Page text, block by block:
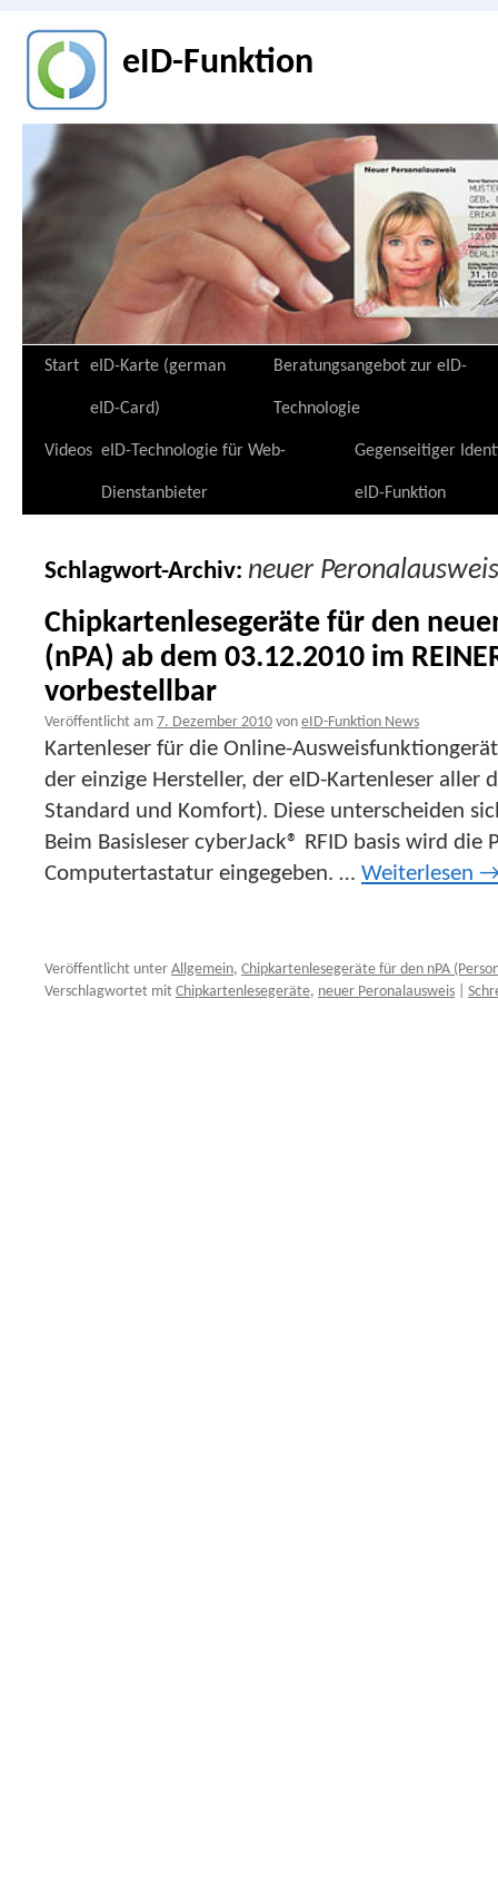
eID-Funktion
Zum
springen
Start eID-Karte (german
eID-Card)
Beratungsangebot zur eID-
Technologie
Videos eID-Technologie für Web-
Dienstanbieter
Gegenseitiger
eID-Funktion
Schlagwort-Archiv: neuer Peronalausweis
Chipkartenlesegeräte für den
(nPA) ab dem 03.12.2010 im
vorbestellbar
Veröffentlicht am 7. Dezember 2010 von eID-Funktion News
Kartenleser für die Online-
der einzige Hersteller, der eID-Kartenleser aller
Standard und Komfort). Diese unterscheiden
Beim Basisleser cyberJack® RFID basis wird die
Computertastatur eingegeben. … Weiterlesen
Veröffentlicht unter Allgemein, Chipkartenlesegeräte für den nPA
Verschlagwortet mit Chipkartenlesegeräte, neuer Peronalausweis